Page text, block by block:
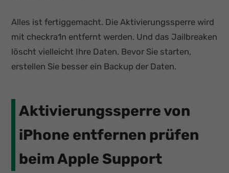
Alles ist fertiggemacht. Die Aktivierungssperre wird
mit checkra1n entfernt werden. Und das Jailbreaken
löscht vielleicht Ihre Daten. Bevor Sie starten,
erstellen Sie besser ein Backup der Daten.
Aktivierungssperre von
iPhone entfernen prüfen
beim Apple Support